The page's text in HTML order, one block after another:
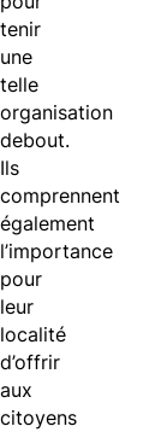
tenir
une
telle
organisation
debout.
Ils
comprennent
également
l’importance
pour
leur
localité
d’offrir
aux
citoyens